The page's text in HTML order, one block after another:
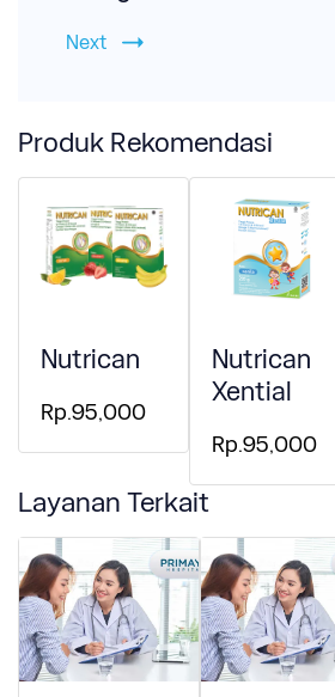
Next
Produk Rekomendasi
Nutrican
Rp.95,000
Nutrican
Xential
Rp.95,000
Layanan Terkait